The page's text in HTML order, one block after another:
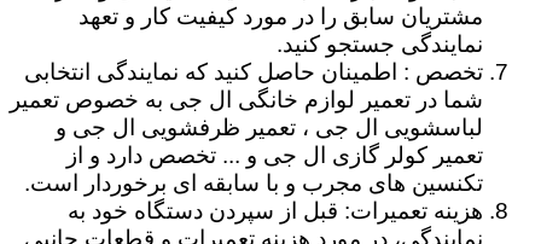
مشتریان سابق را در مورد کیفیت کار و تعهد
نمایندگی جستجو کنید.
تخصص : اطمینان حاصل کنید که نمایندگی انتخابی
شما در تعمیر لوازم خانگی ال جی به خصوص تعمیر
لباسشویی ال جی ، تعمیر ظرفشویی ال جی و
تعمیر کولر گازی ال جی و ... تخصص دارد و از
تکنسین های مجرب و با سابقه ای برخوردار است.
هزینه تعمیرات: قبل از سپردن دستگاه خود به
نمایندگی، در مورد هزینه تعمیرات و قطعات جانبی